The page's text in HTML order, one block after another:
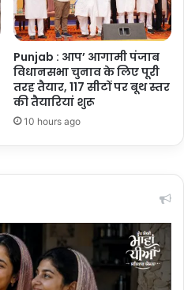
Punjab : आप’ आगामी पंजाब
विधानसभा चुनाव के लिए पूरी
तरह तैयार, 117 सीटों पर बूथ स्तर
की तैयारियां शुरू
10 hours ago